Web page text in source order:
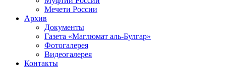
Мечети России
Архив
Документы
Газета «Маглюмат аль-Булгар»
Фотогалерея
Видеогалерея
Контакты